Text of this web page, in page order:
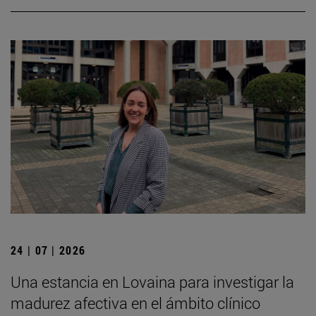
24 | 07 | 2026
Una estancia en Lovaina para investigar la
madurez afectiva en el ámbito clínico